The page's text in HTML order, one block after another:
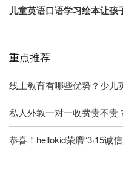
儿童英语口语学习绘本让孩
重点推荐
线上教育有哪些优势？少儿
私人外教一对一收费贵不贵
恭喜！hellokid荣膺“3·15诚